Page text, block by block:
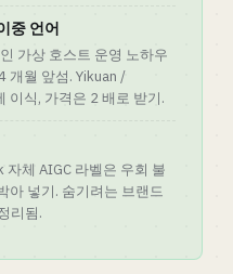
중 언어
가상 호스트 운영 노하우
개월 앞섬. Yikuan /
이식, 가격은 2 배로 받기.
자체 AIGC 라벨은 우회 불
아 넣기. 숨기려는 브랜드
리됨.